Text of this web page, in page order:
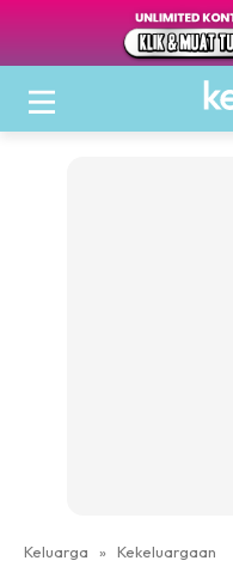
Keluarga » Kekeluargaan